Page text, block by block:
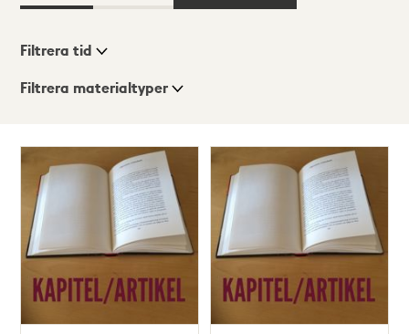
Visningsläge
Lista
Karta
Filtrera tid
Filtrera materialtyper
träffar